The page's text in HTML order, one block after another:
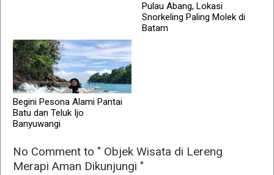
Pulau Abang, Lokasi
Snorkeling Paling Molek di
Batam
Begini Pesona Alami Pantai
Batu dan Teluk Ijo
Banyuwangi
No Comment to " Objek Wisata di Lereng
Merapi Aman Dikunjungi "